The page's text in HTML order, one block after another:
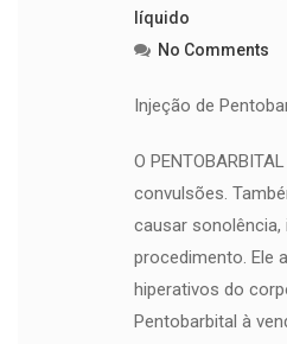
líquido
No Comments
Injeção de
O
convulsões.
causar sonolência,
procedimento. Ele
hiperativos do
Pentobarbital à